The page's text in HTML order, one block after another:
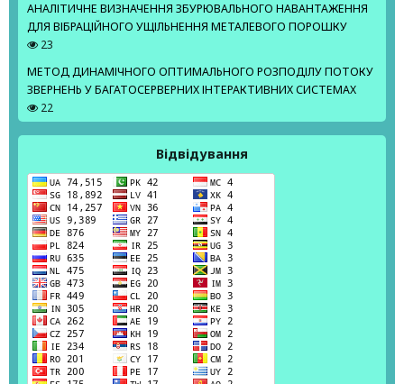
АНАЛІТИЧНЕ ВИЗНАЧЕННЯ ЗБУРЮВАЛЬНОГО НАВАНТАЖЕННЯ
ДЛЯ ВІБРАЦІЙНОГО УЩІЛЬНЕННЯ МЕТАЛЕВОГО ПОРОШКУ
23
МЕТОД ДИНАМІЧНОГО ОПТИМАЛЬНОГО РОЗПОДІЛУ ПОТОКУ
ЗВЕРНЕНЬ У БАГАТОСЕРВЕРНИХ ІНТЕРАКТИВНИХ СИСТЕМАХ
22
Відвідування